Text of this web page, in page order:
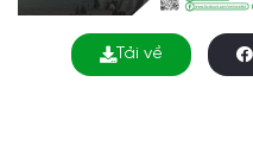
Tải về